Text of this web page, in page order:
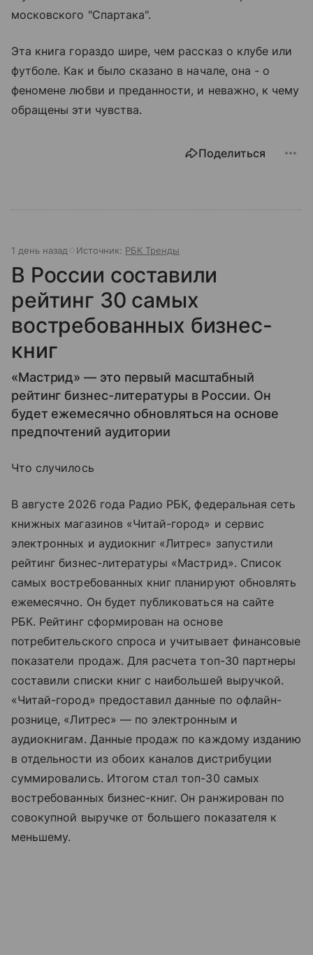
московского "Спартака".
Эта книга гораздо шире, чем рассказ о клубе или
футболе. Как и было сказано в начале, она - о
феномене любви и преданности, и неважно, к чему
обращены эти чувства.
Поделиться
1 день назад Источник: РБК Тренды
В России составили
рейтинг 30 самых
востребованных бизнес-
книг
«Мастрид» — это первый масштабный
рейтинг бизнес-литературы в России. Он
будет ежемесячно обновляться на основе
предпочтений аудитории
Что случилось
В августе 2026 года Радио РБК, федеральная сеть
книжных магазинов «Читай-город» и сервис
электронных и аудиокниг «Литрес» запустили
рейтинг бизнес-литературы «Мастрид». Список
самых востребованных книг планируют обновлять
ежемесячно. Он будет публиковаться на сайте
РБК. Рейтинг сформирован на основе
потребительского спроса и учитывает финансовые
показатели продаж. Для расчета топ-30 партнеры
составили списки книг с наибольшей выручкой.
«Читай-город» предоставил данные по офлайн-
рознице, «Литрес» — по электронным и
аудиокнигам. Данные продаж по каждому изданию
в отдельности из обоих каналов дистрибуции
суммировались. Итогом стал топ-30 самых
востребованных бизнес-книг. Он ранжирован по
совокупной выручке от большего показателя к
меньшему.